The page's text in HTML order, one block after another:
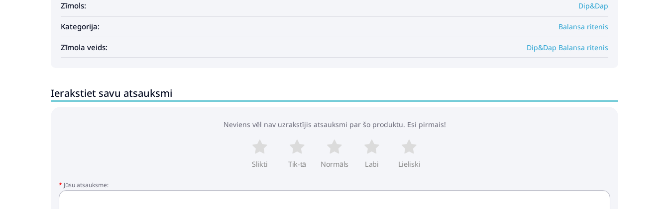
Zīmols: Dip&Dap
Kategorija: Balansa ritenis
Zīmola veids: Dip&Dap Balansa ritenis
Ierakstiet savu atsauksmi
Neviens vēl nav uzrakstījis atsauksmi par šo produktu. Esi pirmais!
Slikti Tik-tā Normāls Labi Lieliski
Jūsu atsauksme: